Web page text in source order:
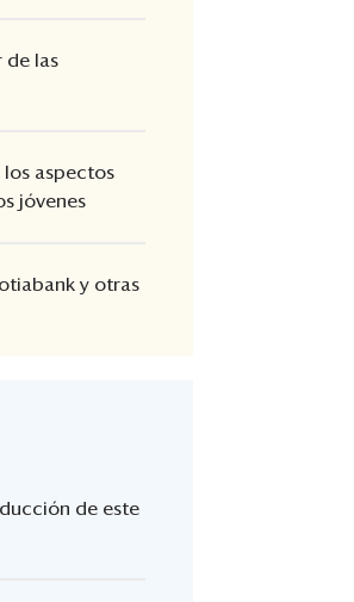
de las
los aspectos
jóvenes
y otras
de este